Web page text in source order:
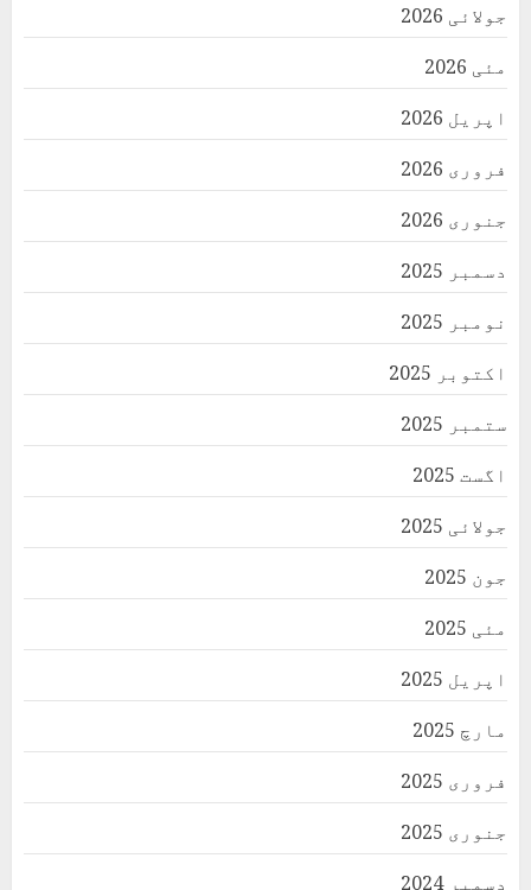
جولائی 2026
مئی 2026
اپریل 2026
فروری 2026
جنوری 2026
دسمبر 2025
نومبر 2025
اکتوبر 2025
ستمبر 2025
اگست 2025
جولائی 2025
جون 2025
مئی 2025
اپریل 2025
مارچ 2025
فروری 2025
جنوری 2025
دسمبر 2024